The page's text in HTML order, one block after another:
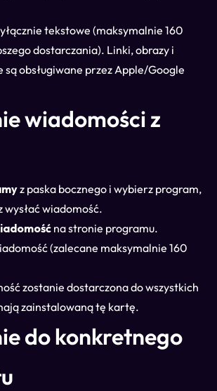
tekstowe (maksymalnie 160
dostarczania). Linki, obrazy i
obsługiwane przez Apple/Google
wiadomości z
z paska bocznego i wybierz program,
wysłać wiadomość.
na stronie programu.
(zalecane maksymalnie 160
zostanie dostarczona do wszystkich
zainstalowaną tę kartę.
do konkretnego